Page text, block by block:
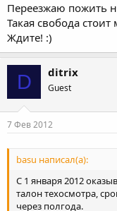
Переезжаю пожить
Такая свобода стоит
Ждите! :)
D ditrix
Guest
7 Фев 2012
basu написал(а):
С 1 января 2012
талон техосмотра,
через полгода.